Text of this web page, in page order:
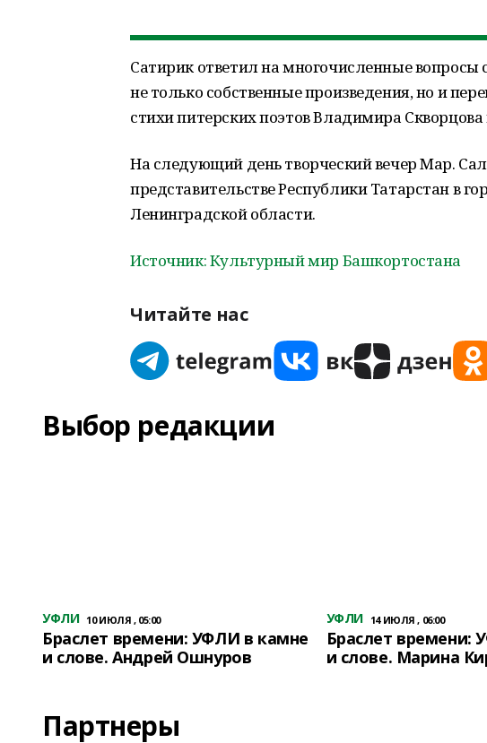
Сатирик ответил на многочисленные вопросы
не только собственные произведения, но и
стихи питерских поэтов Владимира
На следующий день творческий вечер Мар.
представительстве Республики Татарстан в
Ленинградской области.
Источник: Культурный мир Башкортостана
Читайте нас
Выбор редакции
УФЛИ 10 ИЮЛЯ , 05:00
Браслет времени: УФЛИ в камне
и слове. Андрей Ошнуров
УФЛИ 14 ИЮЛЯ , 06:00
Браслет времени:
и слове. Марина
Партнеры